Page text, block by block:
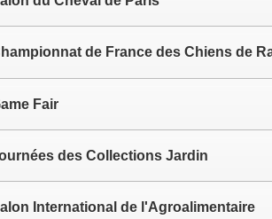
de France des Chiens de
Fair
des Collections Jardin
International de l'Agroalimentaire